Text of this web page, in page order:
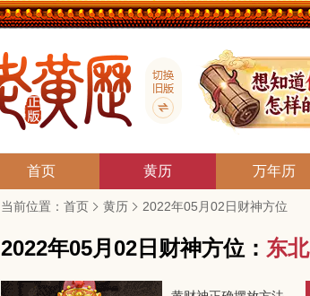
首页 黄历 万年历
当前位置： 首页 黄历 2022年05月02日财神方位
2022年05月02日财神方位： 东北